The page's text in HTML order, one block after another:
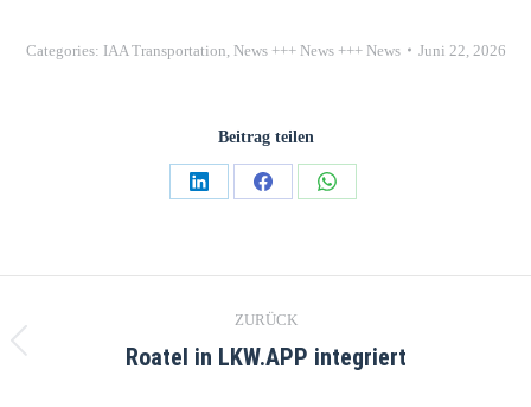
Categories: IAA Transportation News +++ News +++ News Juni 22, 2026
Beitrag teilen
ZURÜCK
Roatel in LKW.APP integriert